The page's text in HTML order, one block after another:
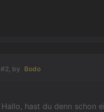
#2, by Bodo
Hallo, hast du denn schon